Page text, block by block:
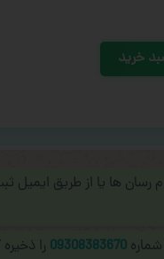
خرید
رسان ها یا از طریق ایمیل
09308383670 را